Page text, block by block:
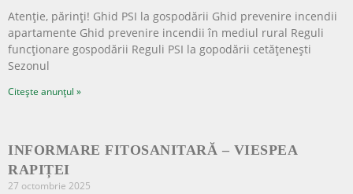
Atenție, părinți! Ghid PSI la gospodării Ghid prevenire incendii
apartamente Ghid prevenire incendii în mediul rural Reguli
funcționare gospodării Reguli PSI la gopodării cetățenești
Sezonul
Citește anunțul »
INFORMARE FITOSANITARĂ – VIESPEA
RAPIȚEI
27 octombrie 2025